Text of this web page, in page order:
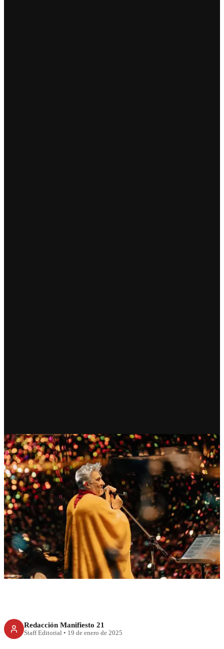
CDMX
Música, amor y eternidad: Fito
Páez hizo vibrar el Zócalo
Redacción Manifiesto 21
Staff Editorial • 19 de enero de 2025